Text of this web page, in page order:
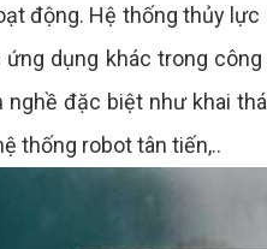
động. Hệ thống thủy
ứng dụng khác trong
đặc biệt như khai
thống robot tân tiến,..